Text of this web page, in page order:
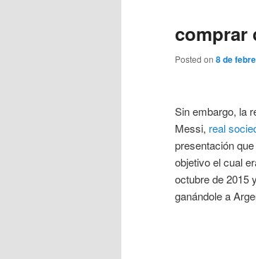
comprar
Posted on 8 de
Sin embargo, la
Messi, real
presentación
objetivo el cual
octubre de 2015
ganándole a